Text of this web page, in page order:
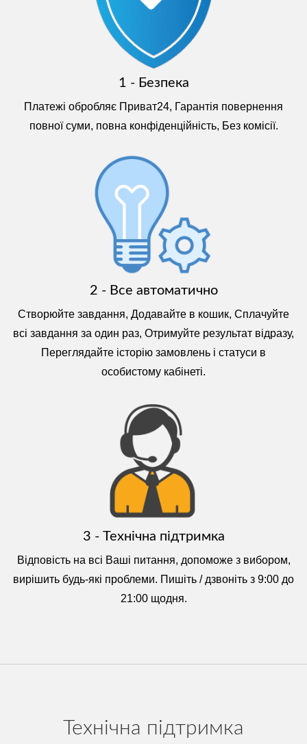
1 - Безпека
Платежі обробляє Приват24, Гарантія повернення
повної суми, повна конфіденційність, Без комісії.
2 - Все автоматично
Створюйте завдання, Додавайте в кошик, Сплачуйте
всі завдання за один раз, Отримуйте результат відразу,
Переглядайте історію замовлень і статуси в
особистому кабінеті.
3 - Технічна підтримка
Відповість на всі Ваші питання, допоможе з вибором,
вирішить будь-які проблеми. Пишіть / дзвоніть з 9:00 до
21:00 щодня.
Технічна підтримка